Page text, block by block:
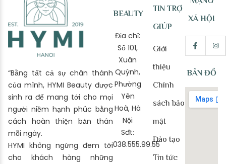
“Bằng tất cả sự chân thành
của mình, HYMI Beauty được
sinh ra để mang tới cho mọi
người niềm hạnh phúc bằng
cách hoàn thiện bản thân
mỗi ngày.
HYMI không ngừng đem tới
cho khách hàng những
BEAUTY
Địa chỉ:
Số 101,
Xuân
Quỳnh,
Phường
Yên
Hoà, Hà
Nội
Sđt:
038.555.99.55
TIN TRỢ
GIÚP
Giới
thiệu
Chính
sách bảo
mật
Đào tạo
Tin tức
XÃ HỘI
BẢN ĐỒ